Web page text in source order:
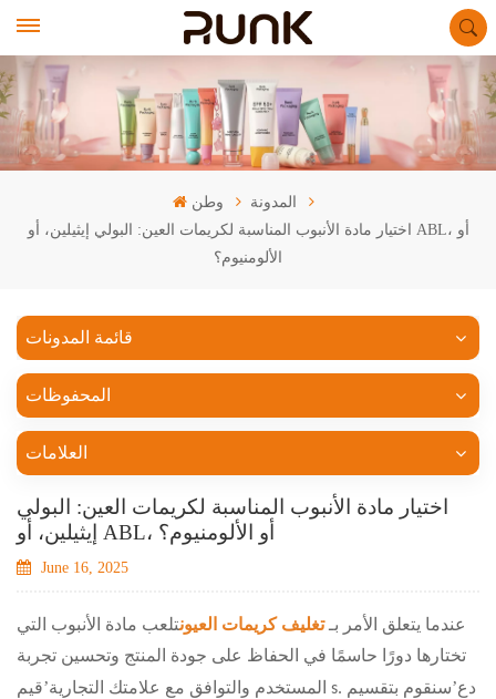
وطن
المدونة
اختيار مادة الأنبوب المناسبة لكريمات العين: البولي إيثيلين، أو ABL، أو
الألومنيوم؟
قائمة المدونات
المحفوظات
العلامات
اختيار مادة الأنبوب المناسبة لكريمات العين: البولي
إيثيلين، أو ABL، أو الألومنيوم؟
June 16, 2025
عندما يتعلق الأمر بـتغليف كريمات العيونتلعب مادة الأنبوب التي
تختارها دورًا حاسمًا في الحفاظ على جودة المنتج وتحسين تجربة
المستخدم والتوافق مع علامتك التجارية’ قيم s. دع’سنقوم بتقسيم